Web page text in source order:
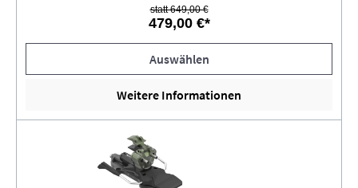
statt 649,00 €
479,00 €*
Auswählen
Weitere Informationen